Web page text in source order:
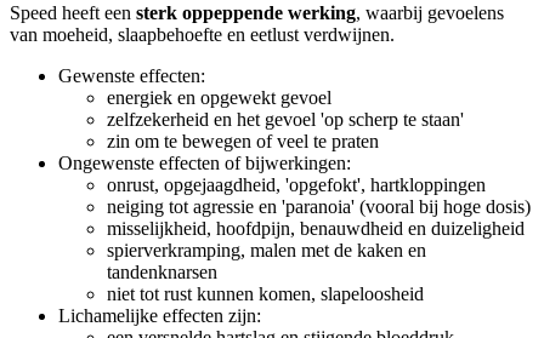
Speed heeft een sterk oppeppende werking, waarbij gevoelens
van moeheid, slaapbehoefte en eetlust verdwijnen.
Gewenste effecten:
energiek en opgewekt gevoel
zelfzekerheid en het gevoel 'op scherp te staan'
zin om te bewegen of veel te praten
Ongewenste effecten of bijwerkingen:
onrust, opgejaagdheid, 'opgefokt', hartkloppingen
neiging tot agressie en 'paranoia' (vooral bij hoge dosis)
misselijkheid, hoofdpijn, benauwdheid en duizeligheid
spierverkramping, malen met de kaken en
tandenknarsen
niet tot rust kunnen komen, slapeloosheid
Lichamelijke effecten zijn: